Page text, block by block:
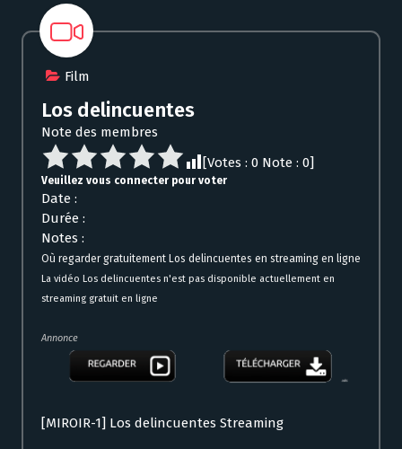
Film
Los delincuentes
Note des membres
[Votes : 0 Note : 0]
Veuillez vous connecter pour voter
Date :
Durée :
Notes :
Où regarder gratuitement Los delincuentes en streaming en ligne
La vidéo Los delincuentes n'est pas disponible actuellement en
streaming gratuit en ligne
Annonce
[MIROIR-1] Los delincuentes Streaming